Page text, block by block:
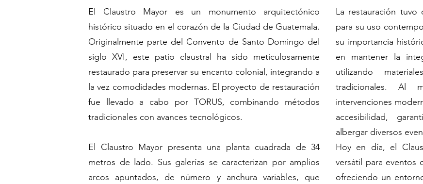
El Claustro Mayor es un monumento arquitectónico
histórico situado en el corazón de la Ciudad de Guatemala.
Originalmente parte del Convento de Santo Domingo del
siglo XVI, este patio claustral ha sido meticulosamente
restaurado para preservar su encanto colonial, integrando a
la vez comodidades modernas. El proyecto de restauración
fue llevado a cabo por TORUS, combinando métodos
tradicionales con avances tecnológicos.
El Claustro Mayor presenta una planta cuadrada de 34
metros de lado. Sus galerías se caracterizan por amplios
arcos apuntados, de número y anchura variables, que
La restauración tuvo
para su uso
su importancia
en mantener la
utilizando
tradicionales. Al
intervenciones
accesibilidad,
albergar diversos
Hoy en día, el
versátil para eventos
ofreciendo un